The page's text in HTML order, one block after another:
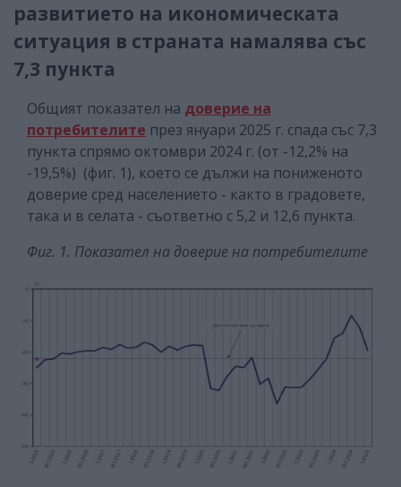
развитието на икономическата
ситуация в страната намалява със
7,3 пункта
Общият показател на доверие на
потребителите през януари 2025 г. спада със 7,3
пункта спрямо октомври 2024 г. (от -12,2% на
-19,5%) (фиг. 1), което се дължи на пониженото
доверие сред населението - както в градовете,
така и в селата - съответно с 5,2 и 12,6 пункта.
Фиг. 1. Показател на доверие на потребителите